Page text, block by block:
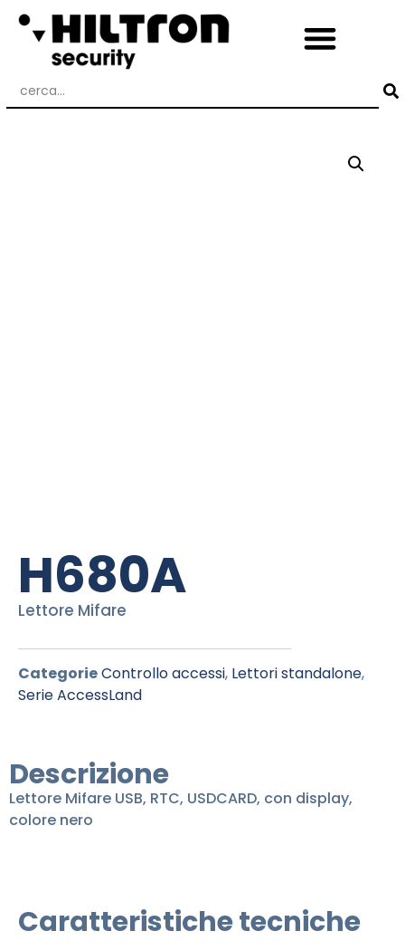
H680A
Lettore Mifare
CategorieControllo accessi, Lettori standalone,
Serie AccessLand
Descrizione
Lettore Mifare USB, RTC, USDCARD, con display,
colore nero
Caratteristiche tecniche